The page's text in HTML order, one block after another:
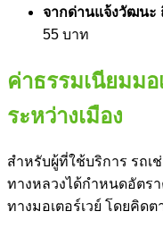
จากด่านแจ้งวัฒนะ
55 บาท
ค่าธรรมเนียมมอ
ระหว่างเมือง
สำหรับผู้ที่ใช้บริการ รถเ
ทางหลวงได้กำหนดอัตรา
ทางมอเตอร์เวย์ โดยคิด